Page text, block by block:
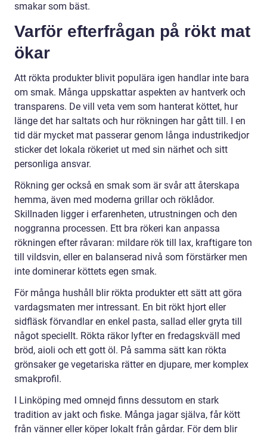
smakar som bäst.
Varför efterfrågan på rökt mat
ökar
Att rökta produkter blivit populära igen handlar inte bara
om smak. Många uppskattar aspekten av hantverk och
transparens. De vill veta vem som hanterat köttet, hur
länge det har saltats och hur rökningen har gått till. I en
tid där mycket mat passerar genom långa industrikedjor
sticker det lokala rökeriet ut med sin närhet och sitt
personliga ansvar.
Rökning ger också en smak som är svår att återskapa
hemma, även med moderna grillar och röklådor.
Skillnaden ligger i erfarenheten, utrustningen och den
noggranna processen. Ett bra rökeri kan anpassa
rökningen efter råvaran: mildare rök till lax, kraftigare ton
till vildsvin, eller en balanserad nivå som förstärker men
inte dominerar köttets egen smak.
För många hushåll blir rökta produkter ett sätt att göra
vardagsmaten mer intressant. En bit rökt hjort eller
sidfläsk förvandlar en enkel pasta, sallad eller gryta till
något speciellt. Rökta räkor lyfter en fredagskväll med
bröd, aioli och ett gott öl. På samma sätt kan rökta
grönsaker ge vegetariska rätter en djupare, mer komplex
smakprofil.
I Linköping med omnejd finns dessutom en stark
tradition av jakt och fiske. Många jagar själva, får kött
från vänner eller köper lokalt från gårdar. För dem blir